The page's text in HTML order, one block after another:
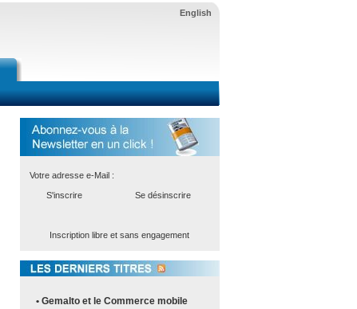
English
Votre adresse e-Mail :
S'inscrire Se désinscrire
Inscription libre et sans engagement
• Gemalto et le Commerce mobile